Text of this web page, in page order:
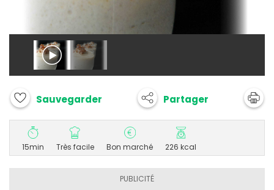
Sauvegarder Partager
15min Très facile Bon marché 226 kcal